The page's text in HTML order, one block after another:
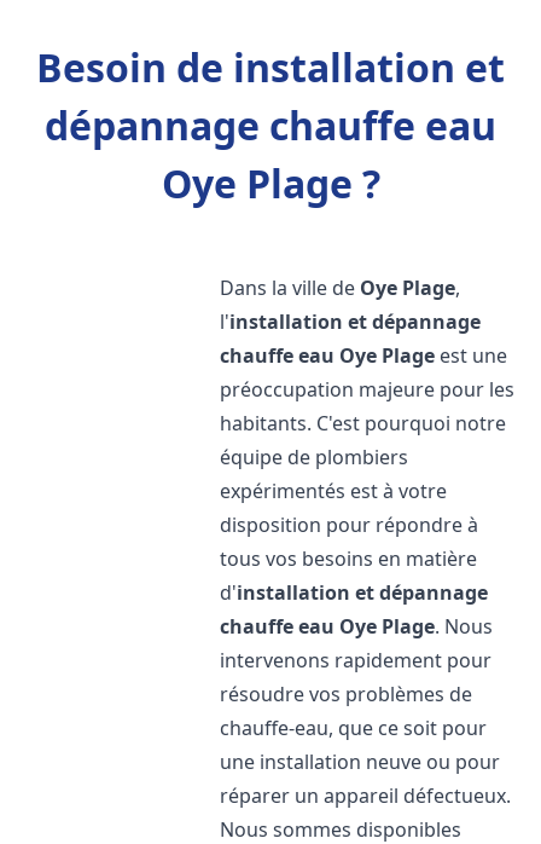
Besoin de installation et
dépannage chauffe eau
Oye Plage ?
Dans la ville de Oye Plage,
l'installation et dépannage
chauffe eau Oye Plage est une
préoccupation majeure pour les
habitants. C'est pourquoi notre
équipe de plombiers
expérimentés est à votre
disposition pour répondre à
tous vos besoins en matière
d'installation et dépannage
chauffe eau Oye Plage. Nous
intervenons rapidement pour
résoudre vos problèmes de
chauffe-eau, que ce soit pour
une installation neuve ou pour
réparer un appareil défectueux.
Nous sommes disponibles